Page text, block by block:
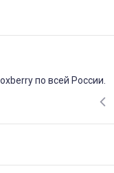
по всей России.